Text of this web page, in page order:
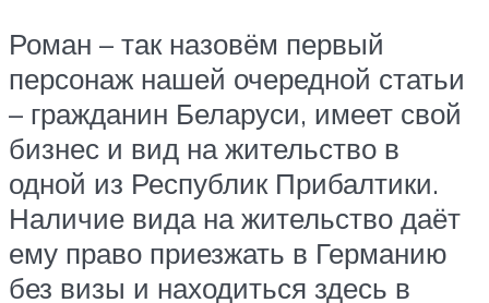
Роман – так назовём первый
персонаж нашей очередной статьи
– гражданин Беларуси, имеет свой
бизнес и вид на жительство в
одной из Республик Прибалтики.
Наличие вида на жительство даёт
ему право приезжать в Германию
без визы и находиться здесь в